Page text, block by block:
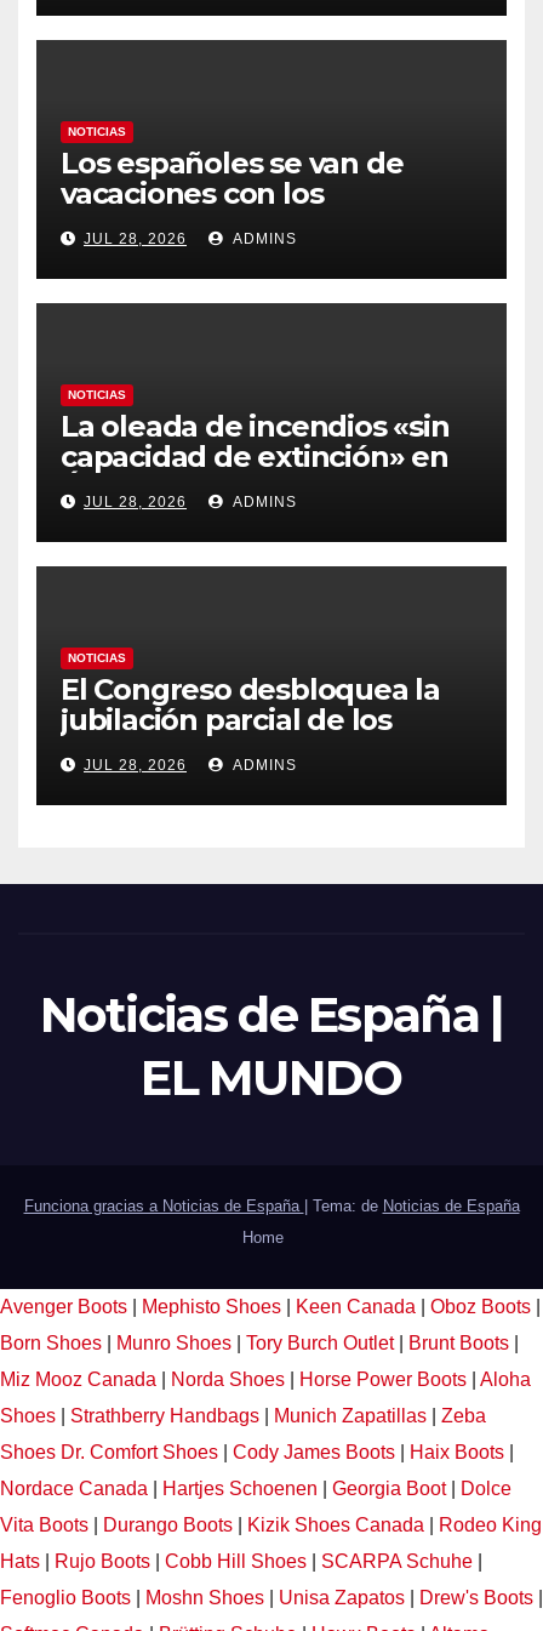
gobierno
NOTICIAS
Los españoles se van de
vacaciones con los
carburantes hasta un 21%
más caros que el año pasado
y los hoteles disparados
JUL 28, 2026 ADMINS
NOTICIAS
La oleada de incendios «sin
capacidad de extinción» en
Ávila y al oeste de Madrid
obliga a declarar la
emergencia nacional
JUL 28, 2026 ADMINS
NOTICIAS
El Congreso desbloquea la
jubilación parcial de los
trabajadores laborales del
sector público
JUL 28, 2026 ADMINS
Noticias de España |
EL MUNDO
Funciona gracias a Noticias de España Tema: de Noticias de España
Home
Avenger Boots Mephisto Shoes Keen Canada Oboz Boots
Born Shoes
Munro Shoes Tory Burch Outlet Brunt Boots
Miz Mooz Canada
Norda Shoes Horse Power Boots
Aloha
Shoes
Strathberry Handbags Munich Zapatillas
Zeba
Shoes Dr. Comfort Shoes Cody James Boots Haix Boots
Nordace Canada
Hartjes Schoenen Georgia Boot|
Dolce
Vita Boots
Durango Boots Kizik Shoes Canada
Rodeo King
Hats
Rujo Boots Cobb Hill Shoes SCARPA Schuhe
Fenoglio Boots
Moshn Shoes Unisa Zapatos Drew's Boots